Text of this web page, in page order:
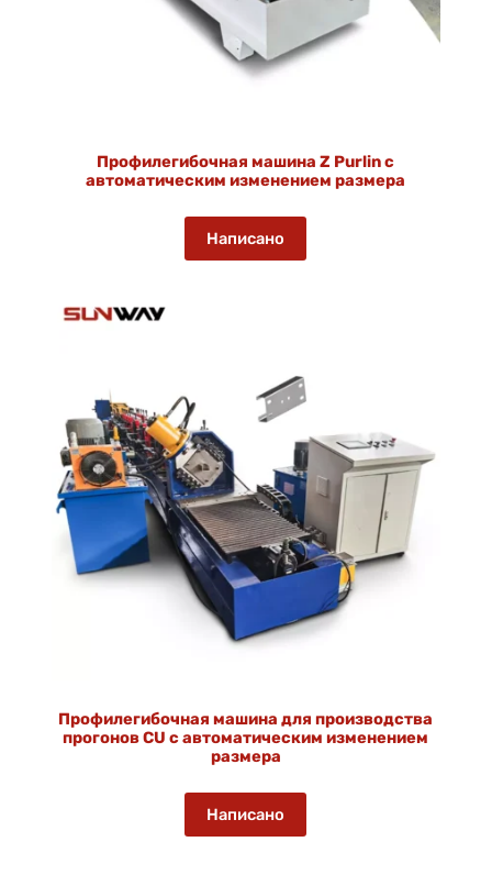
Профилегибочная машина Z Purlin с
автоматическим изменением размера
Написано
Профилегибочная машина для производства
прогонов CU с автоматическим изменением
размера
Написано